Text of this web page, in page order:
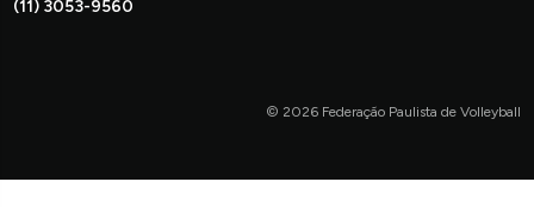
(11) 3053-9560
© 2026 Federação Paulista de Volleyball